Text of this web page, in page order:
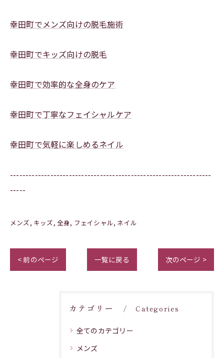
幸田町でメンズ向けの脱毛施術
幸田町でキッズ向けの脱毛
幸田町で効率的な全身のケア
幸田町で丁寧なフェイシャルケア
幸田町で気軽に楽しめるネイル
-----------------------------------------------------------------
-----
メンズ キッズ 全身 フェイシャル ネイル
< 前のページ 一覧に戻る 次のページ >
カテゴリー Categories
全てのカテゴリー
メンズ